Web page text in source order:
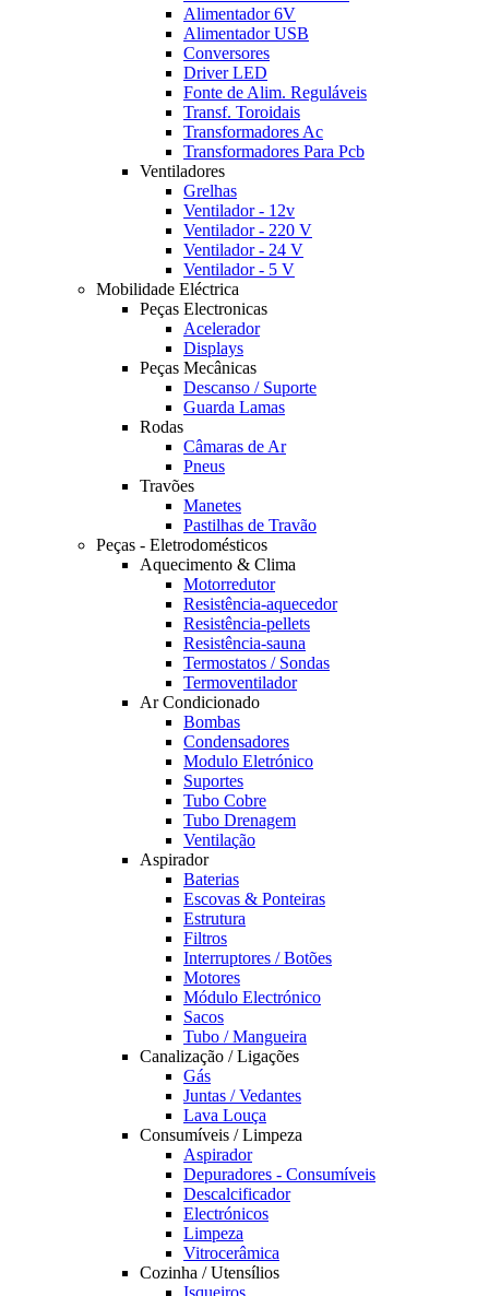
Alimentador 6V
Alimentador USB
Conversores
Driver LED
Fonte de Alim. Reguláveis
Transf. Toroidais
Transformadores Ac
Transformadores Para Pcb
Ventiladores
Grelhas
Ventilador - 12v
Ventilador - 220 V
Ventilador - 24 V
Ventilador - 5 V
Mobilidade Eléctrica
Peças Electronicas
Acelerador
Displays
Peças Mecânicas
Descanso / Suporte
Guarda Lamas
Rodas
Câmaras de Ar
Pneus
Travões
Manetes
Pastilhas de Travão
Peças - Eletrodomésticos
Aquecimento & Clima
Motorredutor
Resistência-aquecedor
Resistência-pellets
Resistência-sauna
Termostatos / Sondas
Termoventilador
Ar Condicionado
Bombas
Condensadores
Modulo Eletrónico
Suportes
Tubo Cobre
Tubo Drenagem
Ventilação
Aspirador
Baterias
Escovas & Ponteiras
Estrutura
Filtros
Interruptores / Botões
Motores
Módulo Electrónico
Sacos
Tubo / Mangueira
Canalização / Ligações
Gás
Juntas / Vedantes
Lava Louça
Consumíveis / Limpeza
Aspirador
Depuradores - Consumíveis
Descalcificador
Electrónicos
Limpeza
Vitrocerâmica
Cozinha / Utensílios
Isqueiros